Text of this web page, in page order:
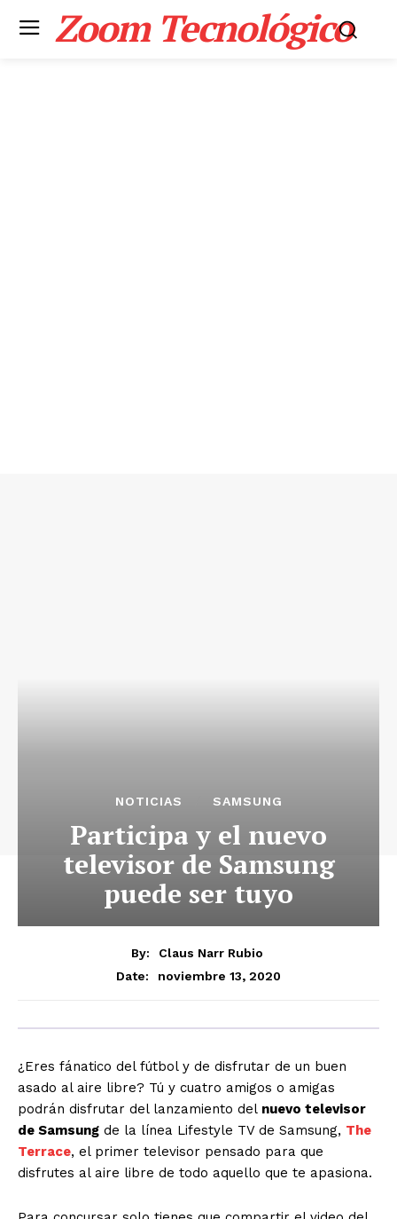
Zoom Tecnológico
NOTICIAS SAMSUNG
Participa y el nuevo
televisor de Samsung
puede ser tuyo
By:
Claus Narr Rubio
Date:
noviembre 13, 2020
¿Eres fánatico del fútbol y de disfrutar de un buen
asado al aire libre? Tú y cuatro amigos o amigas
podrán disfrutar del lanzamiento del nuevo televisor
de Samsung de la línea Lifestyle TV de Samsung, The
Terrace, el primer televisor pensado para que
disfrutes al aire libre de todo aquello que te apasiona.